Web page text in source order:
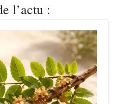
l’actu :